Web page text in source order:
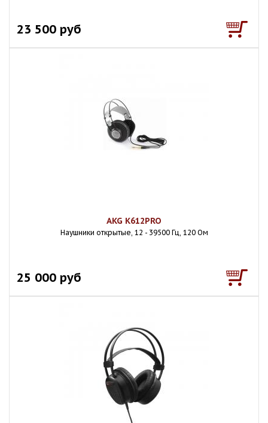
23 500 руб
AKG K612PRO
Наушники открытые, 12 - 39500 Гц, 120 Ом
25 000 руб